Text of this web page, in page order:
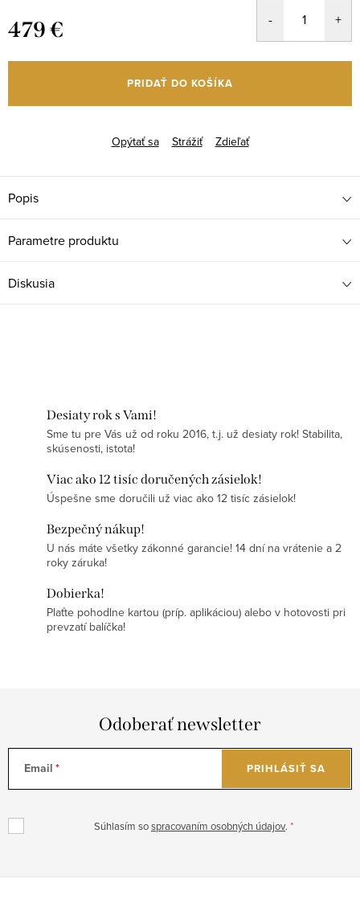
479 €
cena:
PRIDAŤ DO KOŠÍKA
Opýtať sa Strážiť Zdieľať
Popis
Parametre produktu
Diskusia
Desiaty rok s Vami!
Sme tu pre Vás už od roku 2016, t.j. už desiaty rok! Stabilita,
skúsenosti, istota!
Viac ako 12 tisíc doručených zásielok!
Úspešne sme doručili už viac ako 12 tisíc zásielok!
Bezpečný nákup!
U nás máte všetky zákonné garancie! 14 dní na vrátenie a 2
roky záruka!
Dobierka!
Plaťte pohodlne kartou (príp. aplikáciou) alebo v hotovosti pri
prevzatí balíčka!
Odoberať newsletter
Email
Súhlasím sospracovaním osobných údajov.
PRIHLÁSIŤ SA